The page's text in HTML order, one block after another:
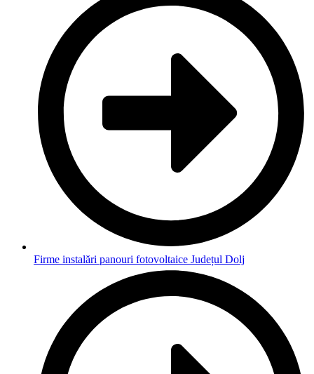
Firme instalări panouri fotovoltaice Județul Dolj